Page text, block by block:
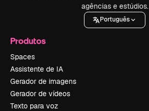
agências e estúdios.
Português
Produtos
Spaces
Assistente de IA
Gerador de imagens
Gerador de vídeos
Texto para voz